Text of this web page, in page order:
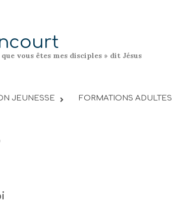
vous êtes mes disciples » dit Jésus
JEUNESSE FORMATIONS ADULTES